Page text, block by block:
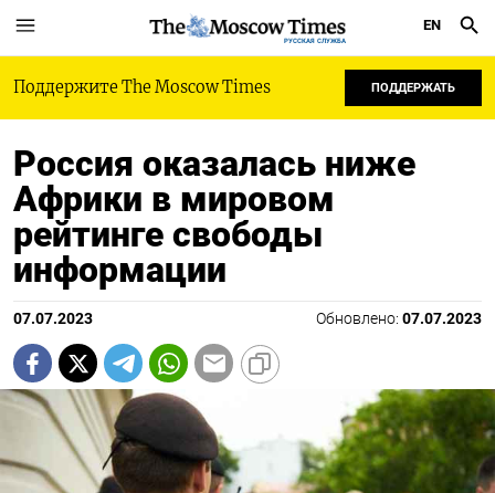
РУССКАЯ СЛУЖБА
EN
Поддержите The Moscow Times ПОДДЕРЖАТЬ
Россия оказалась ниже
Африки в мировом
рейтинге свободы
информации
07.07.2023 Обновлено: 07.07.2023